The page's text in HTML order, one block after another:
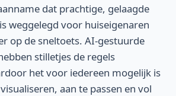
dat prachtige, gelaagde
weggelegd voor huiseigenaren
op de sneltoets. AI-gestuurde
stilletjes de regels
het voor iedereen mogelijk is
aan te passen en vol